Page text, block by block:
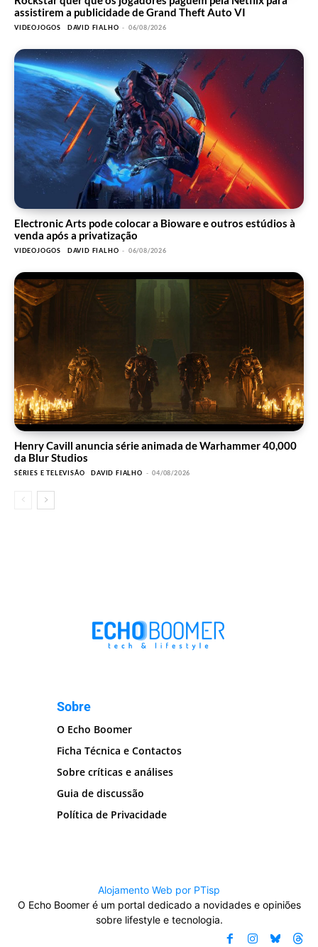
assistirem a publicidade de Grand Theft Auto VI
VIDEOJOGOS DAVID FIALHO - 06/08/2026
Electronic Arts pode colocar a Bioware e outros estúdios à
venda após a privatização
VIDEOJOGOS DAVID FIALHO - 06/08/2026
Henry Cavill anuncia série animada de Warhammer 40,000
da Blur Studios
SÉRIES E TELEVISÃO DAVID FIALHO - 04/08/2026
Sobre
O Echo Boomer
Ficha Técnica e Contactos
Sobre críticas e análises
Guia de discussão
Política de Privacidade
Alojamento Web por PTisp
O Echo Boomer é um portal dedicado a novidades e opiniões
sobre lifestyle e tecnologia.